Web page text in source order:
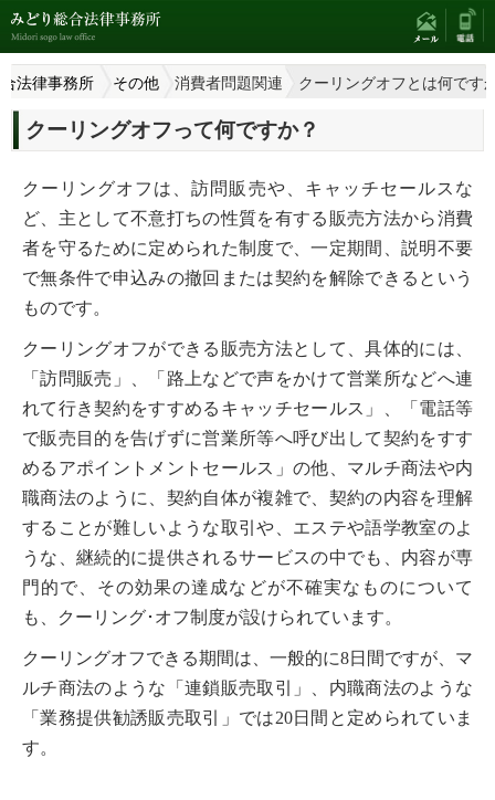
法律事務所 その他 消費者問題関連 クーリングオフとは何です
クーリングオフって何ですか？
クーリングオフは、訪問販売や、キャッチセールスな
ど、主として不意打ちの性質を有する販売方法から消費
者を守るために定められた制度で、一定期間、説明不要
で無条件で申込みの撤回または契約を解除できるという
ものです。
クーリングオフができる販売方法として、具体的には、
「訪問販売」、「路上などで声をかけて営業所などへ連
れて行き契約をすすめるキャッチセールス」、「電話等
で販売目的を告げずに営業所等へ呼び出して契約をすす
めるアポイントメントセールス」の他、マルチ商法や内
職商法のように、契約自体が複雑で、契約の内容を理解
することが難しいような取引や、エステや語学教室のよ
うな、継続的に提供されるサービスの中でも、内容が専
門的で、その効果の達成などが不確実なものについて
も、クーリング･オフ制度が設けられています。
クーリングオフできる期間は、一般的に8日間ですが、マ
ルチ商法のような「連鎖販売取引」、内職商法のような
「業務提供勧誘販売取引」では20日間と定められていま
す。